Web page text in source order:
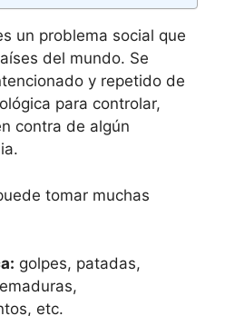
un problema social que
del mundo. Se
y repetido de
para controlar,
contra de algún
tomar muchas
golpes, patadas,
etc.